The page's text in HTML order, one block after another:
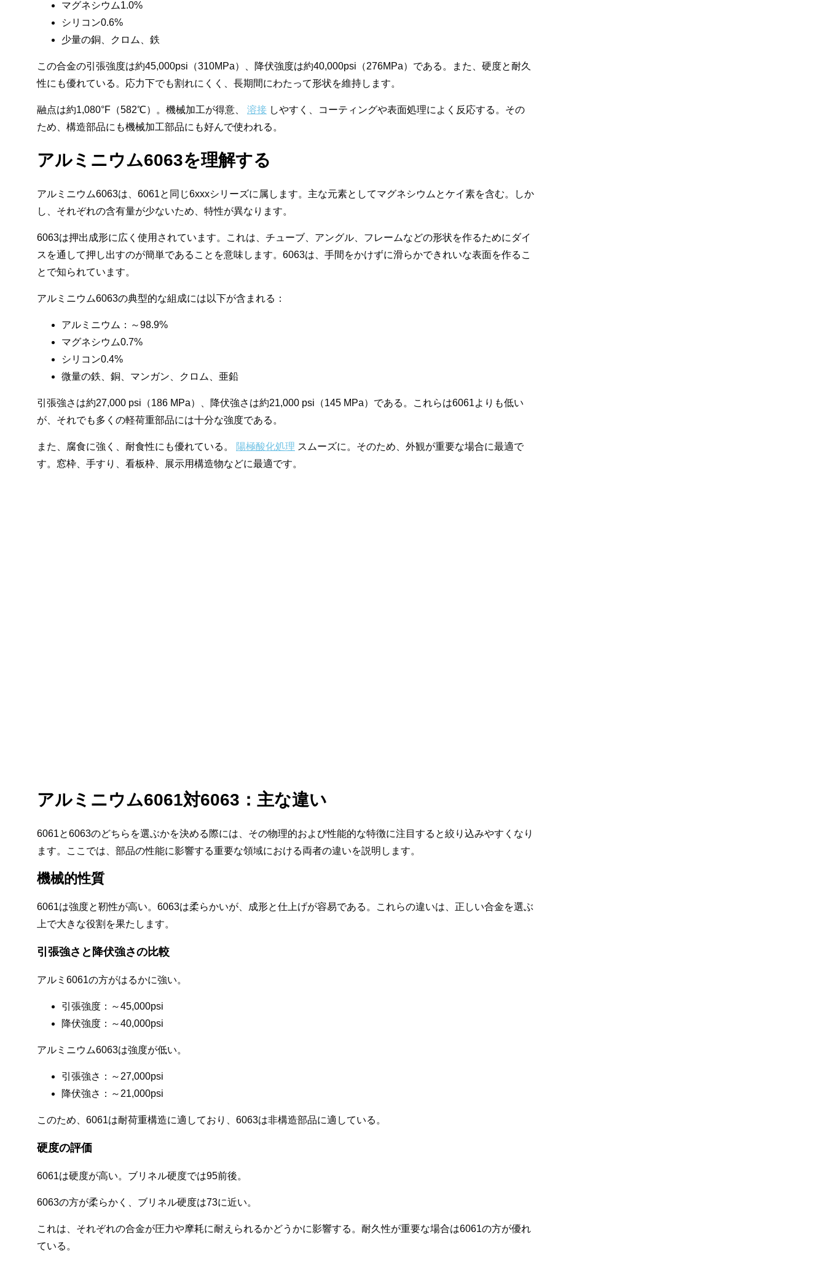
マグネシウム1.0%
シリコン0.6%
少量の銅、クロム、鉄
この合金の引張強度は約45,000psi（310MPa）、降伏強度は約40,000psi（276MPa）である。また、硬度と耐久
性にも優れている。応力下でも割れにくく、長期間にわたって形状を維持します。
融点は約1,080°F（582℃）。機械加工が得意、 溶接 しやすく、コーティングや表面処理によく反応する。その
ため、構造部品にも機械加工部品にも好んで使われる。
アルミニウム6063を理解する
アルミニウム6063は、6061と同じ6xxxシリーズに属します。主な元素としてマグネシウムとケイ素を含む。しか
し、それぞれの含有量が少ないため、特性が異なります。
6063は押出成形に広く使用されています。これは、チューブ、アングル、フレームなどの形状を作るためにダイ
スを通して押し出すのが簡単であることを意味します。6063は、手間をかけずに滑らかできれいな表面を作るこ
とで知られています。
アルミニウム6063の典型的な組成には以下が含まれる：
アルミニウム：～98.9%
マグネシウム0.7%
シリコン0.4%
微量の鉄、銅、マンガン、クロム、亜鉛
引張強さは約27,000 psi（186 MPa）、降伏強さは約21,000 psi（145 MPa）である。これらは6061よりも低い
が、それでも多くの軽荷重部品には十分な強度である。
また、腐食に強く、耐食性にも優れている。 陽極酸化処理 スムーズに。そのため、外観が重要な場合に最適で
す。窓枠、手すり、看板枠、展示用構造物などに最適です。
アルミニウム6061対6063：主な違い
6061と6063のどちらを選ぶかを決める際には、その物理的および性能的な特徴に注目すると絞り込みやすくなり
ます。ここでは、部品の性能に影響する重要な領域における両者の違いを説明します。
機械的性質
6061は強度と靭性が高い。6063は柔らかいが、成形と仕上げが容易である。これらの違いは、正しい合金を選ぶ
上で大きな役割を果たします。
引張強さと降伏強さの比較
アルミ6061の方がはるかに強い。
引張強度：～45,000psi
降伏強度：～40,000psi
アルミニウム6063は強度が低い。
引張強さ：～27,000psi
降伏強さ：～21,000psi
このため、6061は耐荷重構造に適しており、6063は非構造部品に適している。
硬度の評価
6061は硬度が高い。ブリネル硬度では95前後。
6063の方が柔らかく、ブリネル硬度は73に近い。
これは、それぞれの合金が圧力や摩耗に耐えられるかどうかに影響する。耐久性が重要な場合は6061の方が優れ
ている。